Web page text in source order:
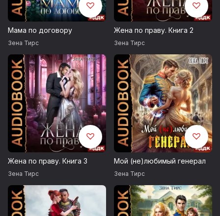
Мама по договору
Зена Тирс
Жена по праву. Книга 2
Зена Тирс
Жена по праву. Книга 3
Зена Тирс
Мой (не)любимый генерал
Зена Тирс